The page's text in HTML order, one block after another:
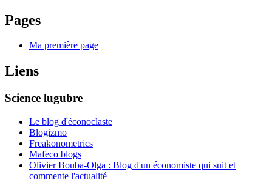
Pages
Ma première page
Liens
Science lugubre
Le blog d'éconoclaste
Blogizmo
Freakonometrics
Mafeco blogs
Olivier Bouba-Olga : Blog d'un économiste qui suit et
commente l'actualité